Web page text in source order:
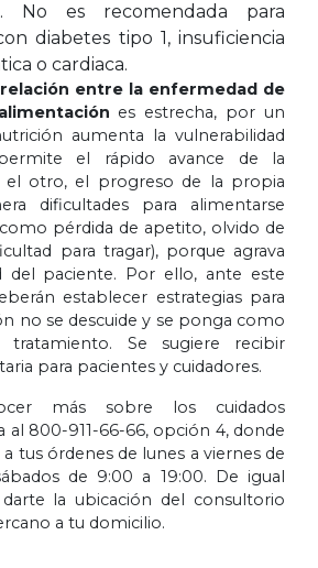
No es recomendada para
diabetes tipo 1, insuficiencia
o cardiaca.
relación entre la enfermedad de
es estrecha, por un
aumenta la vulnerabilidad
el rápido avance de la
el otro, el progreso de la propia
dificultades para alimentarse
pérdida de apetito, olvido de
para tragar), porque agrava
del paciente. Por ello, ante este
establecer estrategias para
no se descuide y se ponga como
Se sugiere recibir
para pacientes y cuidadores.
más sobre los cuidados
al 800-911-66-66, opción 4, donde
tus órdenes de lunes a viernes de
de 9:00 a 19:00. De igual
la ubicación del consultorio
a tu domicilio.